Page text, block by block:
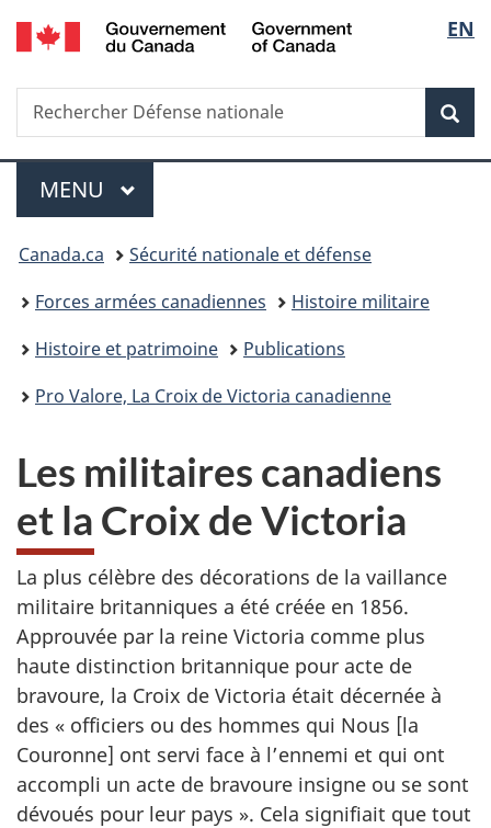
Passer
au
principal
Passer
à
Au
du
Passer
au
de
section
Passer
à
version
simplifiée
de
la
EN
Recherche
Rechercher
Défense
Menu
MENU PRINCIPAL
Vous
êtes
ici :
Canada.ca
Sécurité nationale et défense
Forces armées canadiennes
Histoire militaire
Histoire et patrimoine
Publications
Pro Valore, La Croix de Victoria canadienne
Les militaires canadiens
et la Croix de Victoria
La plus célèbre des décorations de la vaillance
militaire britanniques a été créée en 1856.
Approuvée par la reine Victoria comme plus
haute distinction britannique pour acte de
bravoure, la Croix de Victoria était décernée à
des « officiers ou des hommes qui Nous [la
Couronne] ont servi face à l’ennemi et qui ont
accompli un acte de bravoure insigne ou se sont
dévoués pour leur pays ». Cela signifiait que tout